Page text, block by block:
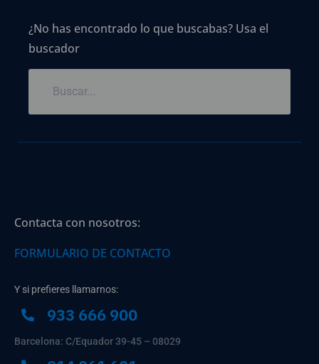
¿No has encontrado lo que buscabas? Usa el
buscador
Contacta con nosotros:
FORMULARIO DE CONTACTO
Y si prefieres llamarnos:
933 666 900
Barcelona: C/Equador 39-45 – 08029